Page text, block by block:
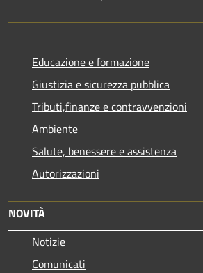
Educazione e formazione
Giustizia e sicurezza pubblica
Tributi,finanze e contravvenzioni
Ambiente
Salute, benessere e assistenza
Autorizzazioni
NOVITÀ
Notizie
Comunicati